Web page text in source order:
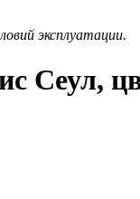
эксплуатации.
Сеул,